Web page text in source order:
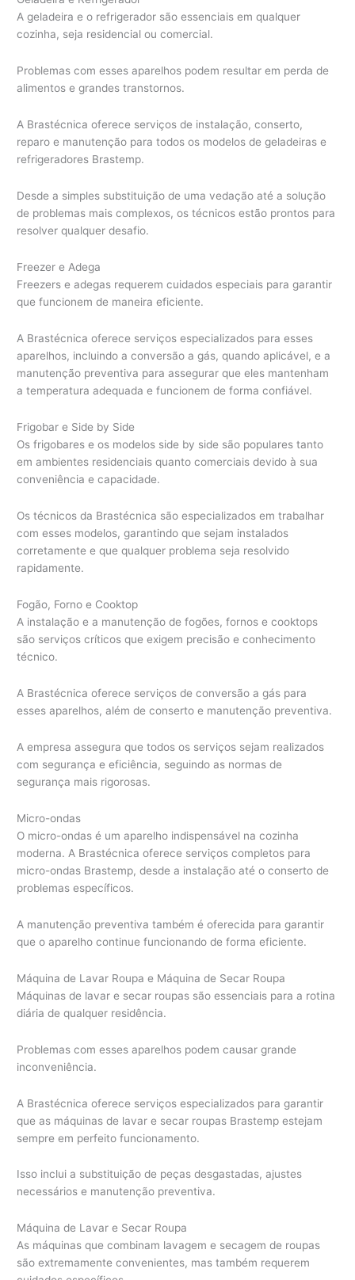
A geladeira e o refrigerador são essenciais em qualquer
cozinha, seja residencial ou comercial.
Problemas com esses aparelhos podem resultar em perda de
alimentos e grandes transtornos.
A Brastécnica oferece serviços de instalação, conserto,
reparo e manutenção para todos os modelos de geladeiras e
refrigeradores Brastemp.
Desde a simples substituição de uma vedação até a solução
de problemas mais complexos, os técnicos estão prontos para
resolver qualquer desafio.
Freezer e Adega
Freezers e adegas requerem cuidados especiais para garantir
que funcionem de maneira eficiente.
A Brastécnica oferece serviços especializados para esses
aparelhos, incluindo a conversão a gás, quando aplicável, e a
manutenção preventiva para assegurar que eles mantenham
a temperatura adequada e funcionem de forma confiável.
Frigobar e Side by Side
Os frigobares e os modelos side by side são populares tanto
em ambientes residenciais quanto comerciais devido à sua
conveniência e capacidade.
Os técnicos da Brastécnica são especializados em trabalhar
com esses modelos, garantindo que sejam instalados
corretamente e que qualquer problema seja resolvido
rapidamente.
Fogão, Forno e Cooktop
A instalação e a manutenção de fogões, fornos e cooktops
são serviços críticos que exigem precisão e conhecimento
técnico.
A Brastécnica oferece serviços de conversão a gás para
esses aparelhos, além de conserto e manutenção preventiva.
A empresa assegura que todos os serviços sejam realizados
com segurança e eficiência, seguindo as normas de
segurança mais rigorosas.
Micro-ondas
O micro-ondas é um aparelho indispensável na cozinha
moderna. A Brastécnica oferece serviços completos para
micro-ondas Brastemp, desde a instalação até o conserto de
problemas específicos.
A manutenção preventiva também é oferecida para garantir
que o aparelho continue funcionando de forma eficiente.
Máquina de Lavar Roupa e Máquina de Secar Roupa
Máquinas de lavar e secar roupas são essenciais para a rotina
diária de qualquer residência.
Problemas com esses aparelhos podem causar grande
inconveniência.
A Brastécnica oferece serviços especializados para garantir
que as máquinas de lavar e secar roupas Brastemp estejam
sempre em perfeito funcionamento.
Isso inclui a substituição de peças desgastadas, ajustes
necessários e manutenção preventiva.
Máquina de Lavar e Secar Roupa
As máquinas que combinam lavagem e secagem de roupas
são extremamente convenientes, mas também requerem